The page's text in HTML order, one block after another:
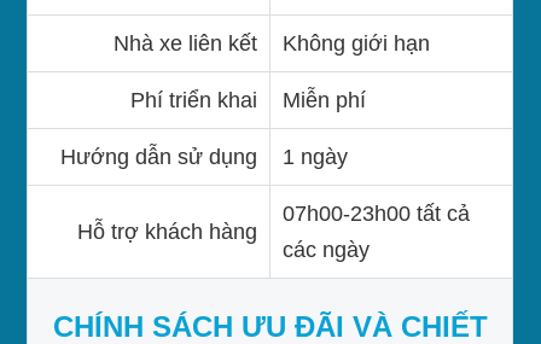
Nhà xe liên kết Không giới hạn
Phí triển khai Miễn phí
Hướng dẫn sử dụng 1 ngày
Hỗ trợ khách hàng
07h00-23h00 tất cả
các ngày
CHÍNH SÁCH ƯU ĐÃI VÀ CHIẾT